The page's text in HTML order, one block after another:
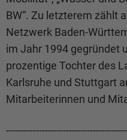
BW“. Zu letzterem zählt
Netzwerk Baden-
im Jahr 1994 gegründet
prozentige Tochter des
Karlsruhe und Stuttgart
Mitarbeiterinnen und